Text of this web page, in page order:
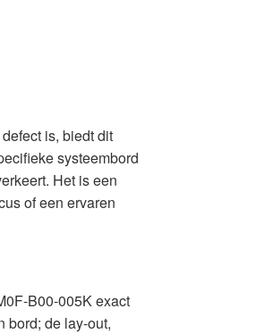
is, biedt dit
systeembord
Het is een
of een ervaren
B00-005K exact
bord; de lay-out,